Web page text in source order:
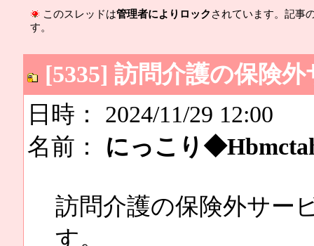
このスレッドは管理者によりロック されています。記事
す。
[5335] 訪問介護の保険
日時： 2024/11/29 12:00
名前： にっこり
訪問介護の保険外サー
す。